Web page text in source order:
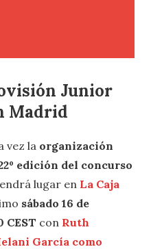
Junior
Madrid
vez la organización
edición del concurso
lugar en La Caja
sábado 16 de
CEST con Ruth
García como